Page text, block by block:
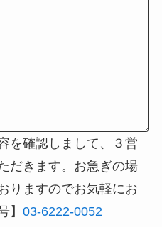
を確認しまして、３営
だきます。お急ぎの場
りますのでお気軽にお
】 03-6222-0052